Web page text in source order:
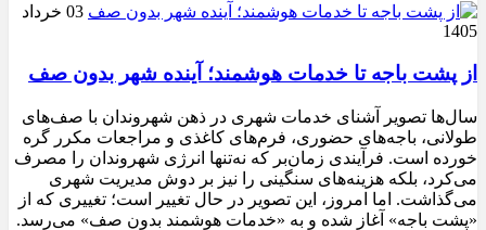
03 خرداد
1405
از پشت باجه تا خدمات هوشمند؛ آینده شهر بدون صف
سال‌ها تصویر آشنای خدمات شهری در ذهن شهروندان با صف‌های
طولانی، باجه‌های حضوری، فرم‌های کاغذی و مراجعات مکرر گره
خورده است. فرآیندی زمان‌بر که نه‌تنها انرژی شهروندان را مصرف
می‌کرد، بلکه هزینه‌های سنگینی را نیز بر دوش مدیریت شهری
می‌گذاشت. اما امروز، این تصویر در حال تغییر است؛ تغییری که از
«پشت باجه» آغاز شده و به «خدمات هوشمند بدون صف» می‌رسد.